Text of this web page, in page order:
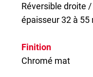
Réversible droite
épaisseur 32 à 55
Finition
Chromé mat